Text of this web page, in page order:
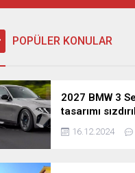
POPÜLER KONULAR
2027 BMW 3
tasarımı
nesil sedan’dan
şaşırtıcı
16.12.2024